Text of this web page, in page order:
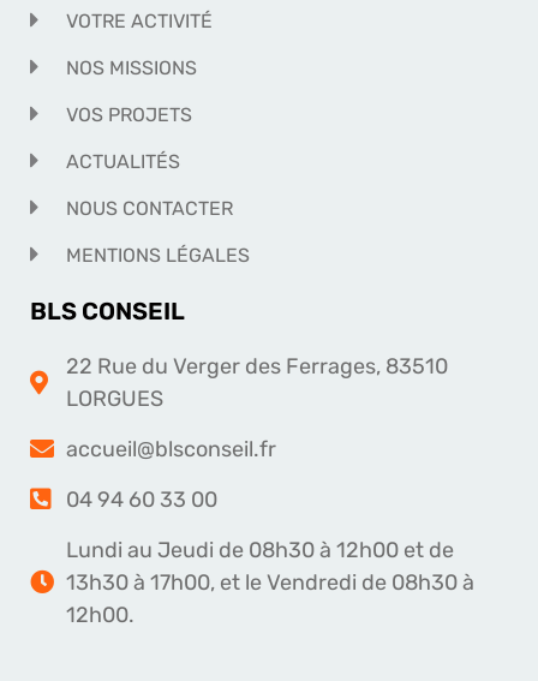
VOTRE ACTIVITÉ
NOS MISSIONS
VOS PROJETS
ACTUALITÉS
NOUS CONTACTER
MENTIONS LÉGALES
BLS CONSEIL
22 Rue du Verger des Ferrages, 83510
LORGUES
accueil@blsconseil.fr
04 94 60 33 00
Lundi au Jeudi de 08h30 à 12h00 et de
13h30 à 17h00, et le Vendredi de 08h30 à
12h00.